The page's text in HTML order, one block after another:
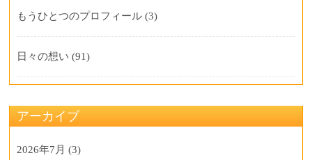
もうひとつのプロフィール (3)
日々の想い (91)
アーカイブ
2026年7月 (3)